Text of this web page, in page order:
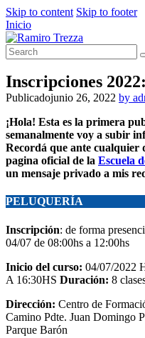
Skip to content Skip to footer
Inicio
Inscripciones
Publicadojunio 26, 2022 by
¡Hola! Esta es la primera
semanalmente voy a subir
Recordá que ante cualquier
pagina oficial de la Escuela
un mensaje privado a mis
PELUQUERÍA
Inscripción: de forma
04/07 de 08:00hs a 12:00hs
Inicio del curso: 04/07/2022
A 16:30HS Duración: 8
Dirección: Centro de
Camino Pdte. Juan Domingo
Parque Barón